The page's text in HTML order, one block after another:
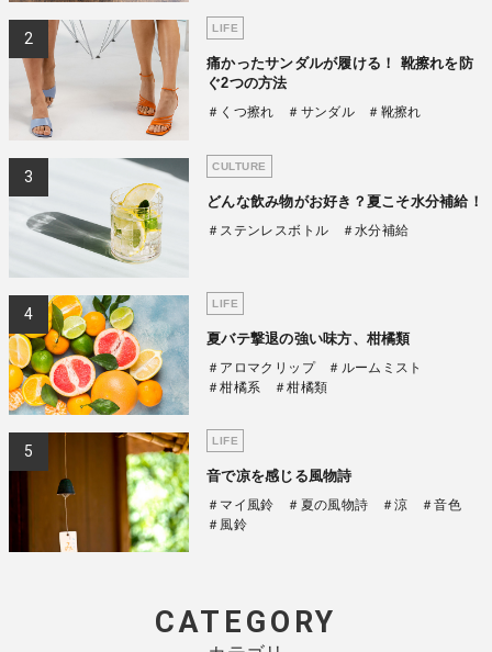
LIFE
痛かったサンダルが履ける！ 靴擦れを防
ぐ2つの方法
＃くつ擦れ ＃サンダル ＃靴擦れ
CULTURE
どんな飲み物がお好き？夏こそ水分補給！
＃ステンレスボトル ＃水分補給
LIFE
夏バテ撃退の強い味方、柑橘類
＃アロマクリップ
＃ルームミスト
＃柑橘系
＃柑橘類
LIFE
音で凉を感じる風物詩
＃マイ風鈴 ＃夏の風物詩 ＃涼
＃音色
＃風鈴
CATEGORY